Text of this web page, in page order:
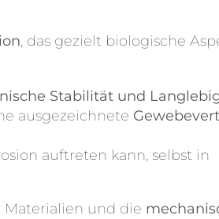
, das gezielt biologische
Stabilität und
ausgezeichnete
auftreten kann, selbst in
Materialien und die